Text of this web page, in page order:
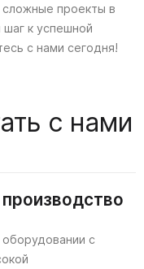
сложные проекты в
к успешной
с нами сегодня!
с нами
с